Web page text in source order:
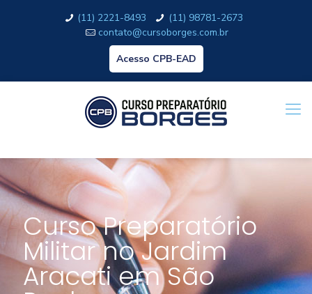
(11) 2221-8493
(11) 98781-2673
contato@cursoborges.com.br
Acesso CPB-EAD
Curso Preparatório
Militar no Jardim
Aracati em São